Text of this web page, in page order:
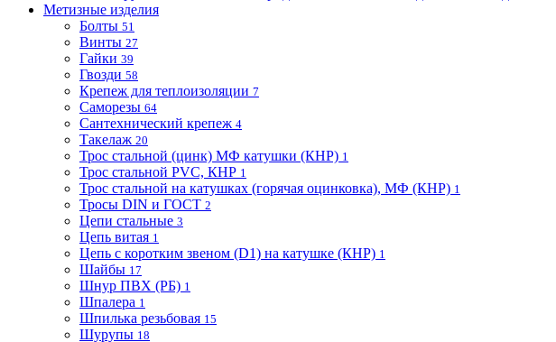
Метизные изделия
Болты 51
Винты 27
Гайки 39
Гвозди 58
Крепеж для теплоизоляции 7
Саморезы 64
Сантехнический крепеж 4
Такелаж 20
Трос стальной (цинк) МФ катушки (КНР) 1
Трос стальной PVC, КНР 1
Трос стальной на катушках (горячая оцинковка), МФ (КНР) 1
Тросы DIN и ГОСТ 2
Цепи стальные 3
Цепь витая 1
Цепь с коротким звеном (D1) на катушке (КНР) 1
Шайбы 17
Шнур ПВХ (РБ) 1
Шпалера 1
Шпилька резьбовая 15
Шурупы 18